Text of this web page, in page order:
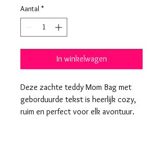
Aantal *
In winkelwagen
Deze zachte teddy Mom Bag met
geborduurde tekst is heerlijk cozy,
ruim en perfect voor elk avontuur.